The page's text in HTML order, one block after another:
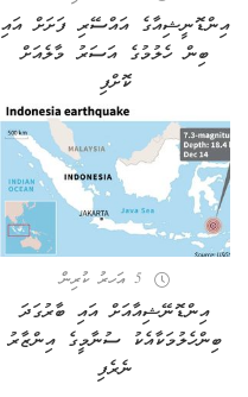
އިންޑޮނީޝިއާގެ އައްސޭރި ފަށަށް އައި
ބިން ހެލުމުގެ އަސަރު މާލެއަށް
ކޮށްފި
5 އަހރު ކުރިން
އިންޑޮނޭޝިއާއަށް އައި ބާރުގަދަ
ބިންހެލުމަކާއެކު ސުނާމީގެ އިންޒާރު
ނެރެފި